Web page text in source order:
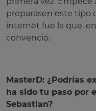
preparasen este tipo
internet fue la que,
convenció.
MasterD: ¿Podrías
ha sido tu paso por
Sebastian?